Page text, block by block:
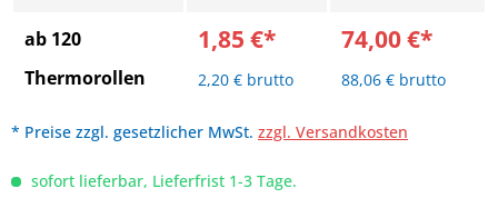
ab 120
Thermorollen
1,85 €*
2,20 € brutto
74,00 €*
88,06 € brutto
* Preise zzgl. gesetzlicher MwSt. zzgl. Versandkosten
sofort lieferbar, Lieferfrist 1-3 Tage.